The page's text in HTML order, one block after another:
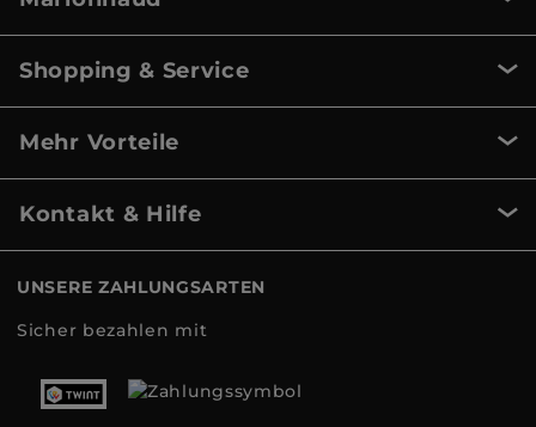
Shopping & Service
Mehr Vorteile
Kontakt & Hilfe
UNSERE ZAHLUNGSARTEN
Sicher bezahlen mit